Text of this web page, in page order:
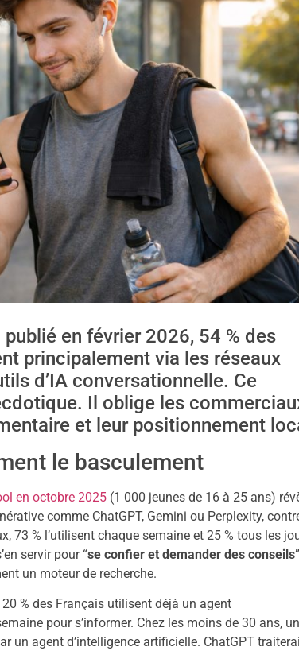
en février 2026, 54 % des
principalement via les réseaux
d’IA conversationnelle. Ce
Il oblige les
et leur positionnement
le basculement
en octobre 2025 (1 000 jeunes de 16 à 25 ans)
comme ChatGPT, Gemini ou Perplexity,
73 % l’utilisent chaque semaine et 25 % tous les
servir pour “se confier et demander des conseils
un moteur de recherche.
% des Français utilisent déjà un agent
pour s’informer. Chez les moins de 30 ans,
un agent d’intelligence artificielle. ChatGPT